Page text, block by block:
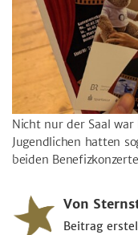
Nicht nur der Saal
Jugendlichen hatten
beiden
Von
Beitrag